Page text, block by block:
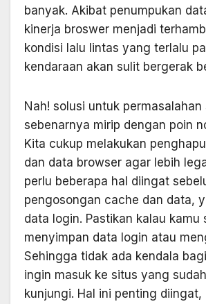
banyak. Akibat penumpukan
kinerja broswer menjadi
kondisi lalu lintas yang terlalu
kendaraan akan sulit bergerak
Nah! solusi untuk permasalahan
sebenarnya mirip dengan poin
Kita cukup melakukan
dan data browser agar lebih
perlu beberapa hal diingat
pengosongan cache dan data,
data login. Pastikan kalau kamu
menyimpan data login atau
Sehingga tidak ada kendala
ingin masuk ke situs yang
kunjungi. Hal ini penting diingat,